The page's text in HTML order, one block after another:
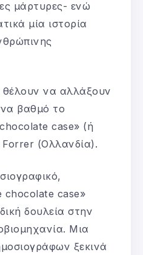
μάρτυρες- ενώ
μία ιστορία
θέλουν να αλλάξουν
βαθμό το
case» (ή
(Ολλανδία).
chocolate case»
δουλεία στην
Μια
ξεκινά